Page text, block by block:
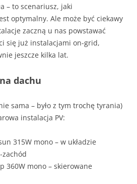
– to scenariusz, jaki
optymalny. Ale może być ciekawy
zaczną u nas powstawać
się już instalacjami on-grid,
jeszcze kilka lat.
dachu
sama – było z tym trochę tyrania)
instalacja PV:
315W mono – w układzie
zachód
360W mono – skierowane